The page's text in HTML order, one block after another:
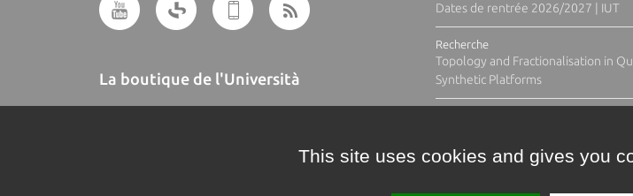
La boutique de l'Università
Dates de rentrée 2026/2027 | IUT
Recherche
Topology and Fractionalisation in
Synthetic Platforms
This site uses cookies and gives you